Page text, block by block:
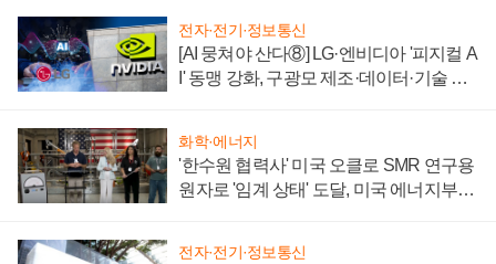
전자·전기·정보통신
[AI 뭉쳐야 산다⑧] LG·엔비디아 '피지컬 A
I' 동맹 강화, 구광모 제조·데이터·기술 결
화학·에너지
'한수원 협력사' 미국 오클로 SMR 연구용
원자로 '임계 상태' 도달, 미국 에너지부
전자·전기·정보통신